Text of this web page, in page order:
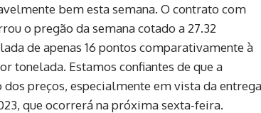
bem esta semana. O contrato com
o pregão da semana cotado a 27.32
de apenas 16 pontos comparativamente à
tonelada. Estamos confiantes de que a
preços, especialmente em vista da entrega
que ocorrerá na próxima sexta-feira.